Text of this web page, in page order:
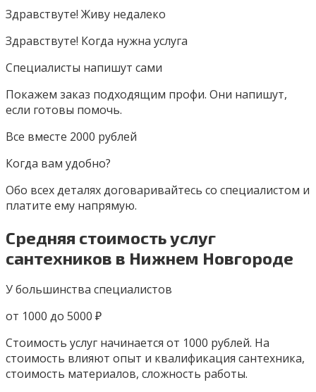
Здравствуте! Живу недалеко
Здравствуте! Когда нужна услуга
Специалисты напишут сами
Покажем заказ подходящим профи. Они напишут,
если готовы помочь.
Все вместе 2000 рублей
Когда вам удобно?
Обо всех деталях договаривайтесь со специалистом и
платите ему напрямую.
Средняя стоимость услуг
сантехников в Нижнем Новгороде
У большинства специалистов
от 1000 до 5000 ₽
Стоимость услуг начинается от 1000 рублей. На
стоимость влияют опыт и квалификация сантехника,
стоимость материалов, сложность работы.